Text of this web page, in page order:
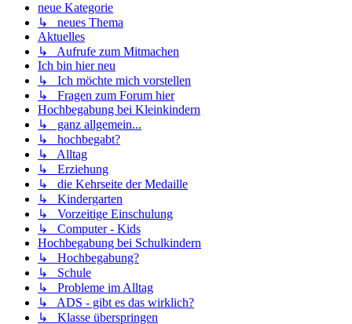
neue Kategorie
↳ neues Thema
Aktuelles
↳ Aufrufe zum Mitmachen
Ich bin hier neu
↳ Ich möchte mich vorstellen
↳ Fragen zum Forum hier
Hochbegabung bei Kleinkindern
↳ ganz allgemein...
↳ hochbegabt?
↳ Alltag
↳ Erziehung
↳ die Kehrseite der Medaille
↳ Kindergarten
↳ Vorzeitige Einschulung
↳ Computer - Kids
Hochbegabung bei Schulkindern
↳ Hochbegabung?
↳ Schule
↳ Probleme im Alltag
↳ ADS - gibt es das wirklich?
↳ Klasse überspringen